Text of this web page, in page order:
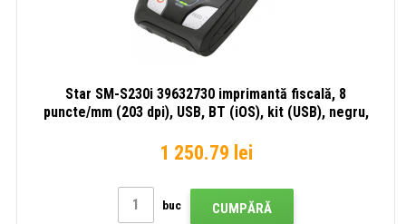
Star SM-S230i 39632730 imprimantă fiscală, 8
puncte/mm (203 dpi), USB, BT (iOS), kit (USB), negru,
1 250.79 lei
buc CUMPĂRĂ